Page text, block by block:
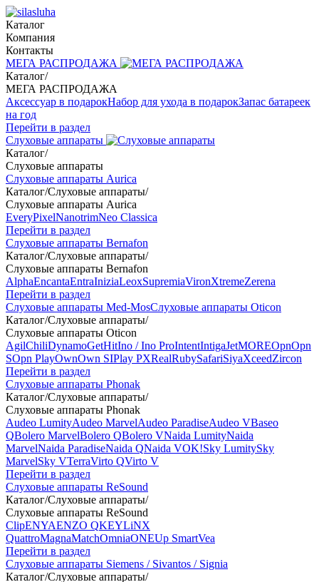
Каталог
Компания
Контакты
МЕГА РАСПРОДАЖА
Каталог/
МЕГА РАСПРОДАЖА
Аксессуар в подарокНабор для ухода в подарокЗапас батареек
на год
Перейти в раздел
Слуховые аппараты
Каталог/
Слуховые аппараты
Слуховые аппараты Aurica
Каталог/Слуховые аппараты/
Слуховые аппараты Aurica
EveryPixelNanotrimNeo Classica
Перейти в раздел
Слуховые аппараты Bernafon
Каталог/Слуховые аппараты/
Слуховые аппараты Bernafon
AlphaEncantaEntraIniziaLeoxSupremiaVironXtremeZerena
Перейти в раздел
Слуховые аппараты Med-MosСлуховые аппараты Oticon
Каталог/Слуховые аппараты/
Слуховые аппараты Oticon
AgilChiliDynamoGetHitIno / Ino ProIntentIntigaJetMOREOpnOpn
SOpn PlayOwnOwn SIPlay PXRealRubySafariSiyaXceedZircon
Перейти в раздел
Слуховые аппараты Phonak
Каталог/Слуховые аппараты/
Слуховые аппараты Phonak
Audeo LumityAudeo MarvelAudeo ParadiseAudeo VBaseo
QBolero MarvelBolero QBolero VNaida LumityNaida
MarvelNaida ParadiseNaida QNaida VOK!Sky LumitySky
MarvelSky VTerraVirto QVirto V
Перейти в раздел
Слуховые аппараты ReSound
Каталог/Слуховые аппараты/
Слуховые аппараты ReSound
ClipENYAENZO QKEYLiNX
QuattroMagnaMatchOmniaONEUp SmartVea
Перейти в раздел
Слуховые аппараты Siemens / Sivantos / Signia
Каталог/Слуховые аппараты/